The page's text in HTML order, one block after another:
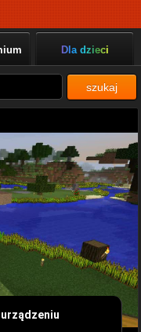
Dla dzieci
szukaj